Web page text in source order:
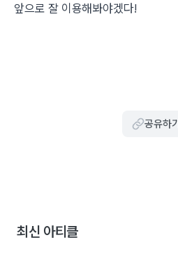
앞으로 잘 이용해봐야겠다!
공유하기
최신 아티클